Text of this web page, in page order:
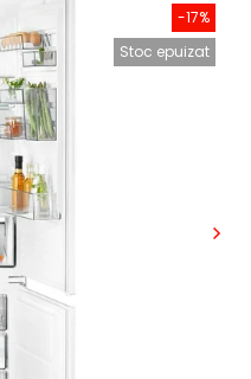
-17%
Stoc epuizat